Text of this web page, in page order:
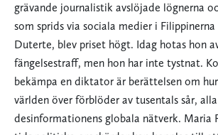
grävande journalistik avslöjade lögnerna
som sprids via sociala medier i
Duterte, blev priset högt. Idag hotas hon
fängelsestraff, men hon har inte tystnat.
bekämpa en diktator är berättelsen om
världen över förblöder av tusentals sår,
desinformationens globala nätverk. Maria